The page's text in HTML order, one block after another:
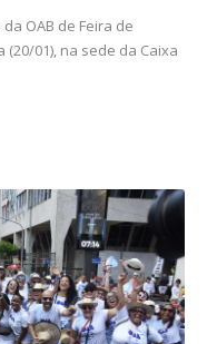
OAB de Feira de
01), na sede da Caixa